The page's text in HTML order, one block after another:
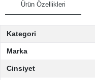
Ürün Özellikleri
Kategori
Marka
Cinsiyet